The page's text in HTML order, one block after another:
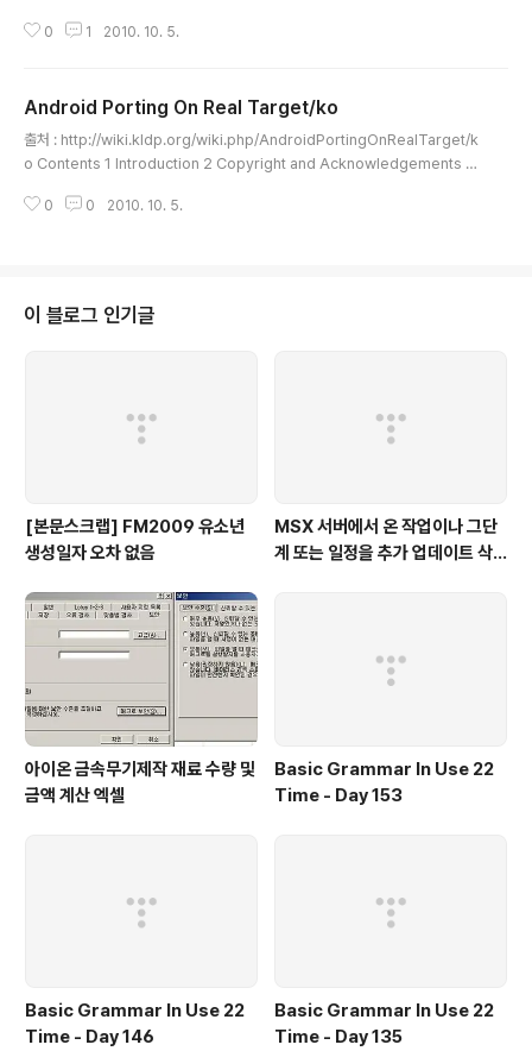
animation.zip file meant. I came across some info that explains it
ed bootan..
0 1 2010. 10. 5.
Android Porting On Real Target/ko
출처 : http://wiki.kldp.org/wiki.php/AndroidPortingOnRealTarget/k
o Contents 1 Introduction 2 Copyright and Acknowledgements 3
OpenBinder 3.1.3 프레임 버퍼 3.1.4 입력 장치 3.1.5 Low Memory Killer
4.2 다른 ..
0 0 2010. 10. 5.
이 블로그 인기글
[본문스크랩] FM2009 유소년
생성일자 오차 없음
MSX 서버에서 온 작업이나 그단
계 또는 일정을 추가 업데이트 삭
아이온 금속무기제작 재료 수량 및
금액 계산 엑셀
Basic Grammar In Use 22
Time - Day 153
Basic Grammar In Use 22
Time - Day 146
Basic Grammar In Use 22
Time - Day 135